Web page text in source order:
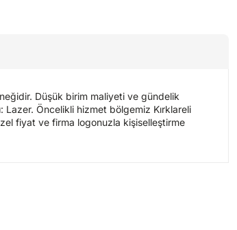
Düşük birim maliyeti ve gündelik
Lazer. Öncelikli hizmet bölgemiz Kırklareli
fiyat ve firma logonuzla kişiselleştirme